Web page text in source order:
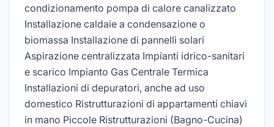
condizionamento pompa di calore canalizzato
Installazione caldaie a condensazione o
biomassa Installazione di pannelli solari
Aspirazione centralizzata Impianti idrico-sanitari
e scarico Impianto Gas Centrale Termica
Installazioni di depuratori, anche ad uso
domestico Ristrutturazioni di appartamenti chiavi
in mano Piccole Ristrutturazioni (Bagno-Cucina)